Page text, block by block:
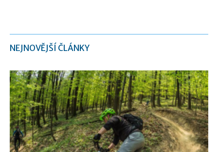
NEJNOVĚJŠÍ ČLÁNKY